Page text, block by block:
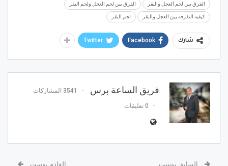
الفرق بين لحم العجل والبقر الفرق بين لحم العجل ولحم البقر
كيفية التفرقة بين العجل والبقر لحم البقر
شارك Facebook
Twitter
فريق الساعة برس 3541 المشاركات
0 تعليقات
السابق بوست القادم بوست